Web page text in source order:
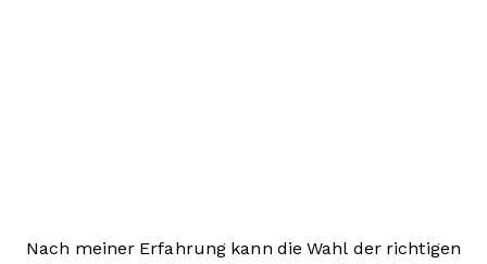
Nach meiner Erfahrung kann die Wahl der richtigen